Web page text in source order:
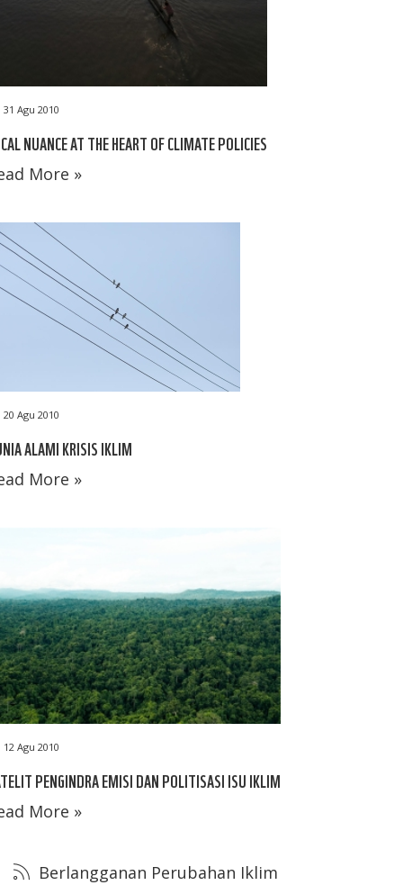
31 Agu 2010
NUANCE AT THE HEART OF CLIMATE POLICIES
More »
20 Agu 2010
ALAMI KRISIS IKLIM
More »
12 Agu 2010
PENGINDRA EMISI DAN POLITISASI ISU IKLIM
More »
Berlangganan Perubahan Iklim